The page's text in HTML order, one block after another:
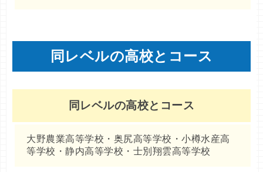
同レベルの高校とコース
同レベルの高校とコース
大野農業高等学校・奥尻高等学校・小樽水産高
等学校・静内高等学校・士別翔雲高等学校